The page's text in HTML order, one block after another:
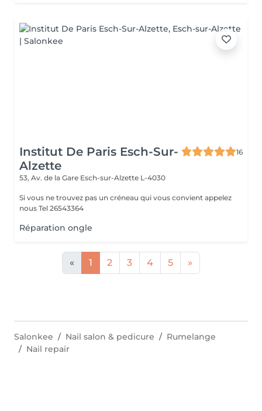
Institut De Paris Esch-Sur-
Alzette
16
53, Av. de la Gare Esch-sur-Alzette L-4030
Si vous ne trouvez pas un créneau qui vous convient appelez
nous Tel 26543364
Réparation ongle
« 1 2 3 4 5 »
Salonkee Nail salon & pedicure
Rumelange
Nail repair